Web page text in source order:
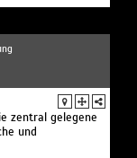
zentral gelegene
und